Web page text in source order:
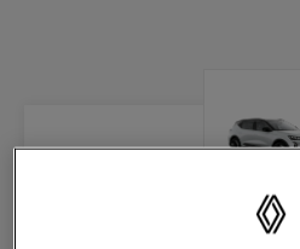
Scenic E-